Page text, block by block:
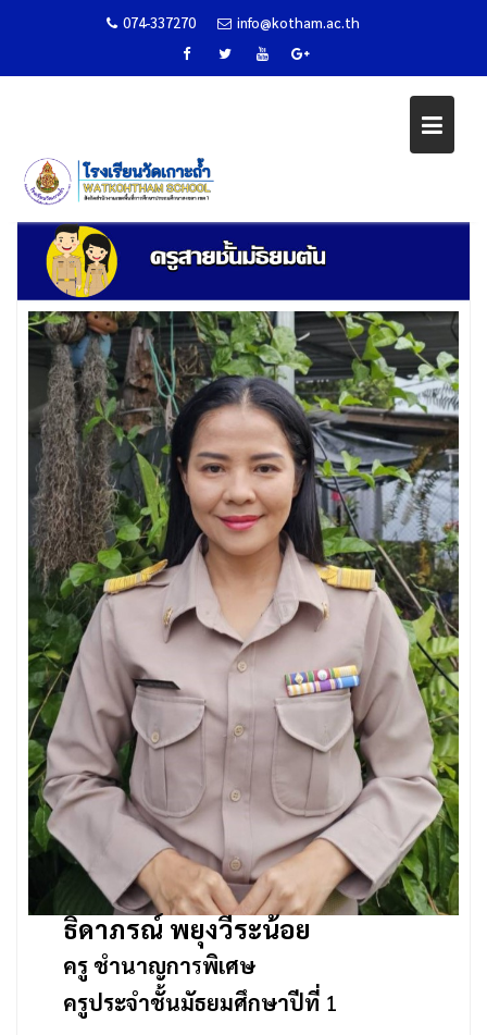
074-337270 info@kotham.ac.th
Home ผู้บริหาร/หัวหน้างาน
ธิดาภรณ์ พยุงวีระน้อย
ครู ชำนาญการพิเศษ
ครูประจำชั้นมัธยมศึกษาปีที่ 1